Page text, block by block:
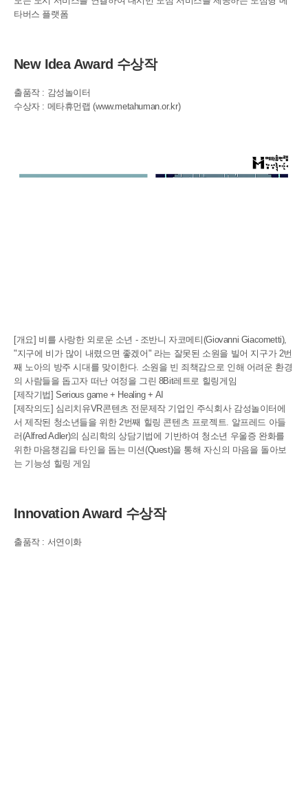
타버스 플랫폼
New Idea Award 수상작
출품작 : 감성놀이터
수상자 : 메타휴먼랩(www.metahuman.or.kr)
[개요] 비를 사랑한 외로운 소년 - 조반니 자코메티(Giovanni Giacometti),
"지구에 비가 많이 내렸으면 좋겠어" 라는 잘못된 소원을 빌어 지구가 2번
째 노아의 방주 시대를 맞이한다. 소원을 빈 죄책감으로 인해 어려운 환경
의 사람들을 돕고자 떠난 여정을 그린 8Bit레트로 힐링게임
[제작기법] Serious game + Healing + AI
[제작의도] 심리치유VR콘텐츠 전문제작 기업인 주식회사 감성놀이터에
서 제작된 청소년들을 위한 2번째 힐링 콘텐츠 프로젝트. 알프레드 아들
러(Alfred Adler)의 심리학의 상담기법에 기반하여 청소년 우울증 완화를
위한 마음챙김을 타인을 돕는 미션(Quest)을 통해 자신의 마음을 돌아보
는 기능성 힐링 게임
Innovation Award 수상작
출품작 : 서연이화